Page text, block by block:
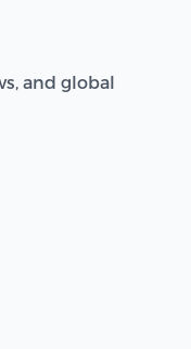
and global